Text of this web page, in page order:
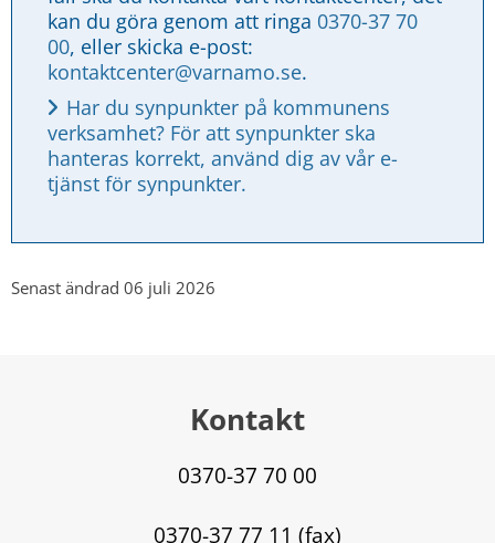
kan du göra genom att ringa 0370-37 70
00
kontaktcenter@varnamo.se.
Har du synpunkter på kommunens
verksamhet? För att synpunkter ska
hanteras korrekt, använd dig av vår e-
tjänst för synpunkter.
Senast ändrad 06 juli 2026
Kontakt
0370-37 70 00
0370-37 77 11 (fax)